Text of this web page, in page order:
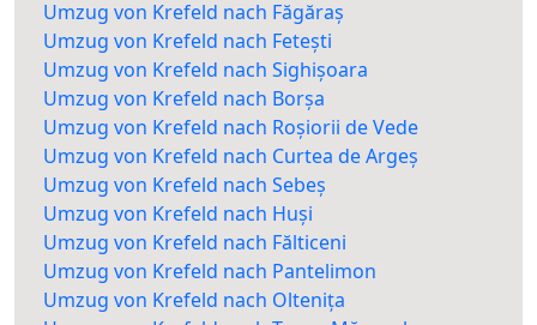
Umzug von Krefeld nach Făgăraș
Umzug von Krefeld nach Fetești
Umzug von Krefeld nach Sighișoara
Umzug von Krefeld nach Borșa
Umzug von Krefeld nach Roșiorii de Vede
Umzug von Krefeld nach Curtea de Argeș
Umzug von Krefeld nach Sebeș
Umzug von Krefeld nach Huși
Umzug von Krefeld nach Fălticeni
Umzug von Krefeld nach Pantelimon
Umzug von Krefeld nach Oltenița